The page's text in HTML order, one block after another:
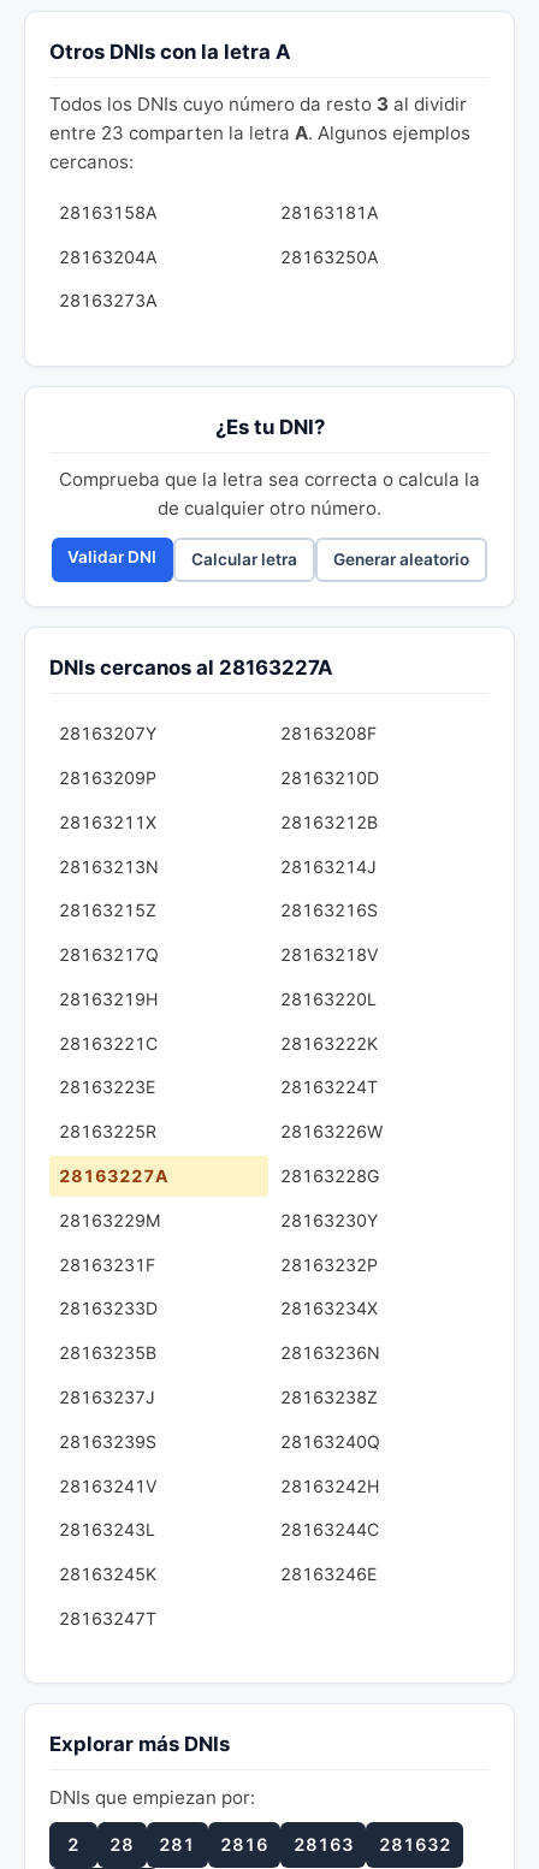
Otros DNIs con la letra A
Todos los DNIs cuyo número da resto 3 al dividir
entre 23 comparten la letra A. Algunos ejemplos
cercanos:
28163158A 28163181A
28163204A 28163250A
28163273A
¿Es tu DNI?
Comprueba que la letra sea correcta o calcula la
de cualquier otro número.
Validar DNI Calcular letra Generar aleatorio
DNIs cercanos al 28163227A
28163207Y 28163208F
28163209P 28163210D
28163211X 28163212B
28163213N 28163214J
28163215Z 28163216S
28163217Q 28163218V
28163219H 28163220L
28163221C 28163222K
28163223E 28163224T
28163225R 28163226W
28163227A 28163228G
28163229M 28163230Y
28163231F 28163232P
28163233D 28163234X
28163235B 28163236N
28163237J 28163238Z
28163239S 28163240Q
28163241V 28163242H
28163243L 28163244C
28163245K 28163246E
28163247T
Explorar más DNIs
DNIs que empiezan por:
2 28 281 2816 28163 281632